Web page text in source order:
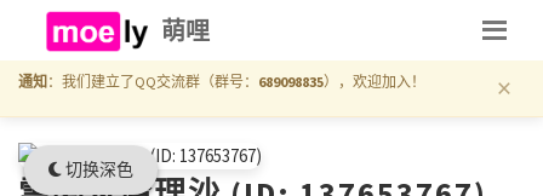
切换深色
萌哩
通知 ：我们建立了QQ交流群（群号： 689098835），欢迎加入！ ×